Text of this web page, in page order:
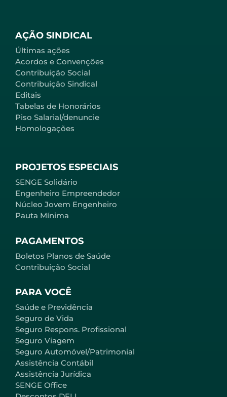
PARA VOCÊ
Saúde e Previdência
Seguro de Vida
Seguro Respons. Profissional
Seguro Viagem
Seguro Automóvel/Patrimonial
Assistência Contábil
Assistência Jurídica
SENGE Office
AÇÃO SINDICAL
Últimas ações
Acordos e Convenções
Contribuição Social
Contribuição Sindical
Editais
Tabelas de Honorários
Piso Salarial/denuncie
Homologações
PROJETOS ESPECIAIS
SENGE Solidário
Engenheiro Empreendedor
Núcleo Jovem Engenheiro
Pauta Mínima
PAGAMENTOS
Boletos Planos de Saúde
Contribuição Social